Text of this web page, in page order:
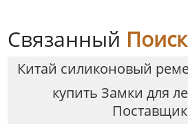
Связанный Поиск
Китай силиконовый
купить Замки для